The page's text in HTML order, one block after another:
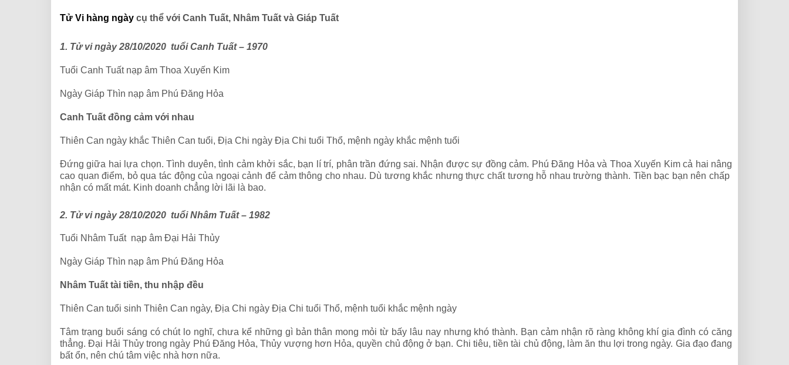
Tử Vi hàng ngày cụ thể với Canh Tuất, Nhâm Tuất và Giáp Tuất
1. Tử vi ngày 28/10/2020 tuổi Canh Tuất – 1970
Tuổi Canh Tuất nạp âm Thoa Xuyến Kim
Ngày Giáp Thìn nạp âm Phú Đăng Hỏa
Canh Tuất đồng cảm với nhau
Thiên Can ngày khắc Thiên Can tuổi, Địa Chi ngày Địa Chi tuổi Thổ, mệnh ngày khắc mệnh tuổi
Đứng giữa hai lựa chọn. Tình duyên, tình cảm khởi sắc, bạn lí trí, phân trần đứng sai. Nhận được sự đồng cảm. Phú Đăng Hỏa và Thoa Xuyến Kim cả hai nâng
cao quan điểm, bỏ qua tác động của ngoại cảnh để cảm thông cho nhau. Dù tương khắc nhưng thực chất tương hỗ nhau trường thành. Tiền bạc bạn nên chấp
nhận có mất mát. Kinh doanh chẳng lời lãi là bao.
2. Tử vi ngày 28/10/2020 tuổi Nhâm Tuất – 1982
Tuổi Nhâm Tuất nạp âm Đại Hải Thủy
Ngày Giáp Thìn nạp âm Phú Đăng Hỏa
Nhâm Tuất tài tiền, thu nhập đều
Thiên Can tuổi sinh Thiên Can ngày, Địa Chi ngày Địa Chi tuổi Thổ, mệnh tuổi khắc mệnh ngày
Tâm trạng buổi sáng có chút lo nghĩ, chưa kể những gì bản thân mong mỏi từ bấy lâu nay nhưng khó thành. Bạn cảm nhận rõ ràng không khí gia đình có căng
thẳng. Đại Hải Thủy trong ngày Phú Đăng Hỏa, Thủy vượng hơn Hỏa, quyền chủ động ở bạn. Chi tiêu, tiền tài chủ động, làm ăn thu lợi trong ngày. Gia đạo đang
bất ổn, nên chú tâm việc nhà hơn nữa.